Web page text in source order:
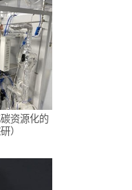
资源化的
）